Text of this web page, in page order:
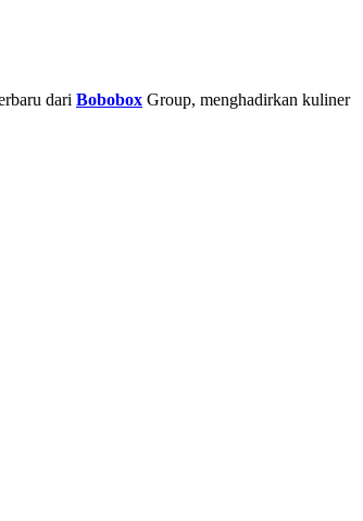
dari Bobobox Group, menghadirkan kuliner